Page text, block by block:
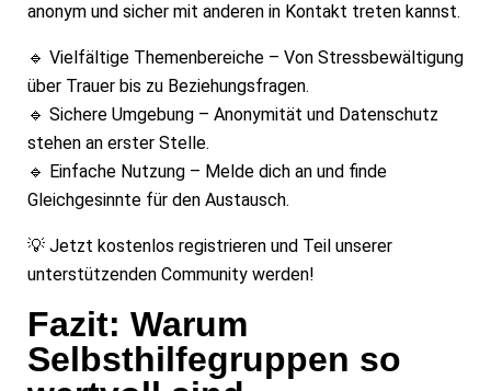
anonym und sicher mit anderen in Kontakt treten kannst.
🔹 Vielfältige Themenbereiche – Von Stressbewältigung
über Trauer bis zu Beziehungsfragen.
🔹 Sichere Umgebung – Anonymität und Datenschutz
stehen an erster Stelle.
🔹 Einfache Nutzung – Melde dich an und finde
Gleichgesinnte für den Austausch.
💡 Jetzt kostenlos registrieren und Teil unserer
unterstützenden Community werden!
Fazit: Warum
Selbsthilfegruppen so